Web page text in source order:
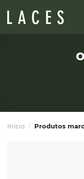
Início / Produtos